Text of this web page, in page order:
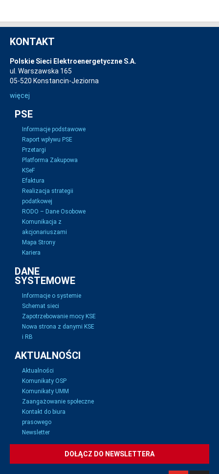
KONTAKT
Polskie Sieci Elektroenergetyczne S.A.
ul. Warszawska 165
05-520 Konstancin-Jeziorna
więcej
PSE
Informacje podstawowe
Raport wpływu PSE
Przetargi
Platforma Zakupowa
KSeF
Efaktura
Realizacja strategii
podatkowej
RODO – Dane Osobowe
Komunikacja z
akcjonariuszami
Mapa Strony
Kariera
DANE
SYSTEMOWE
Informacje o systemie
Schemat sieci
Zapotrzebowanie mocy KSE
Nowa strona z danymi KSE
i RB
AKTUALNOŚCI
Aktualności
Komunikaty OSP
Komunikaty UMM
Zaangażowanie społeczne
Kontakt do biura
prasowego
Newsletter
DOŁĄCZ DO NEWSLETTERA